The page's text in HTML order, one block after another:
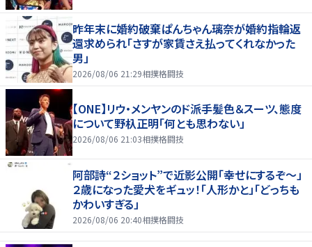
昨年末に婚約破棄ぱんちゃん璃奈が婚約指輪返
還求められ「さすが家賃さえ払ってくれなかった
男」
2026/08/06 21:29相撲格闘技
【ONE】リウ・メンヤンのド派手髪色＆スーツ、態度
について野杁正明「何とも思わない」
2026/08/06 21:03相撲格闘技
阿部詩“２ショット”で近影公開「幸せにするぞ〜」
２歳になった愛犬をギュッ！「人形かと」「どっちも
かわいすぎる」
2026/08/06 20:40相撲格闘技